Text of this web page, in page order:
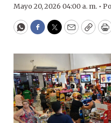
Mayo 20, 2026 04:00 a. m. •
WhatsApp
Facebook
Twitter
EmailCopy